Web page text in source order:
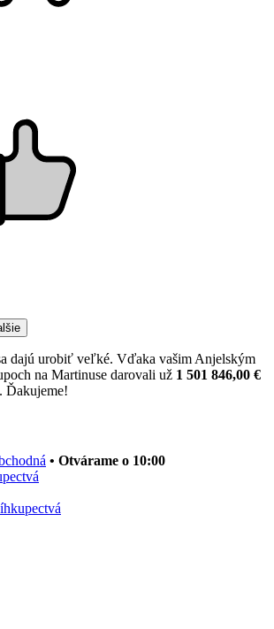
dajú urobiť veľké. Vďaka vašim Anjelským
na Martinuse darovali už 1 501 846,00 €
. Ďakujeme!
• Otvárame o 10:00